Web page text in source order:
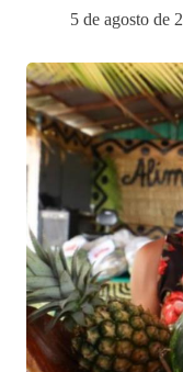
5 de agosto de